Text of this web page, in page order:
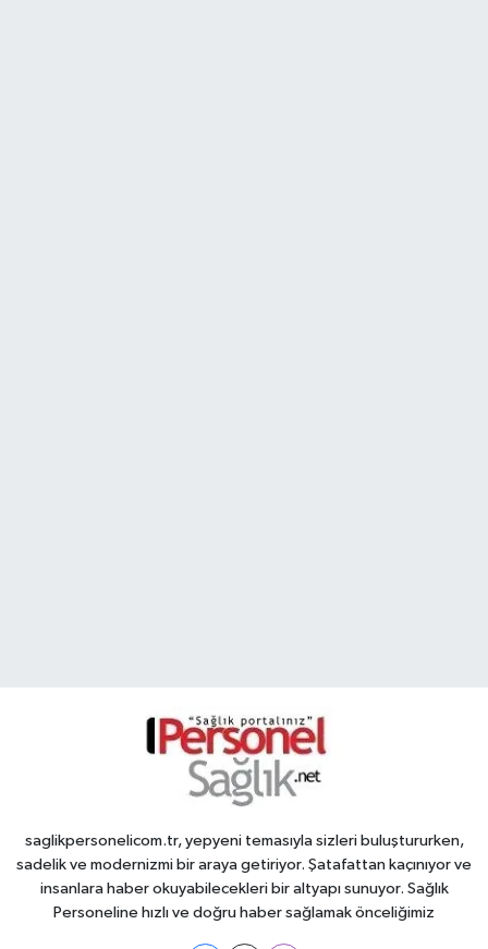
saglikpersonelicom.tr, yepyeni temasıyla sizleri buluştururken,
sadelik ve modernizmi bir araya getiriyor. Şatafattan kaçınıyor ve
insanlara haber okuyabilecekleri bir altyapı sunuyor. Sağlık
Personeline hızlı ve doğru haber sağlamak önceliğimiz